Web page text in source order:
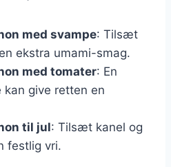
med svampe: Tilsæt
ekstra umami-smag.
med tomater: En
kan give retten en
til jul: Tilsæt kanel og
festlig vri.